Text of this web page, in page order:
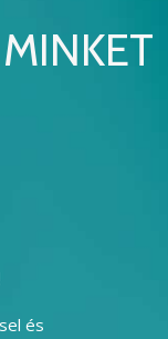
és